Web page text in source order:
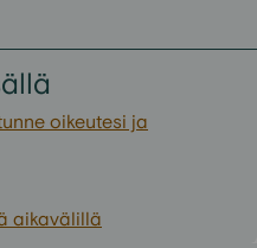
oikeutesi ja
aikavälillä